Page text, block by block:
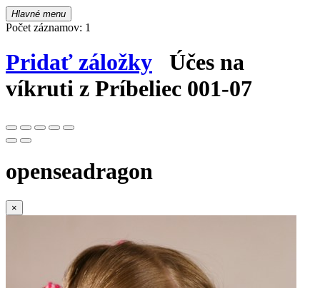
Hlavné menu
Počet záznamov: 1
Pridať záložky Účes na
víkruti z Príbeliec 001-07
openseadragon
×